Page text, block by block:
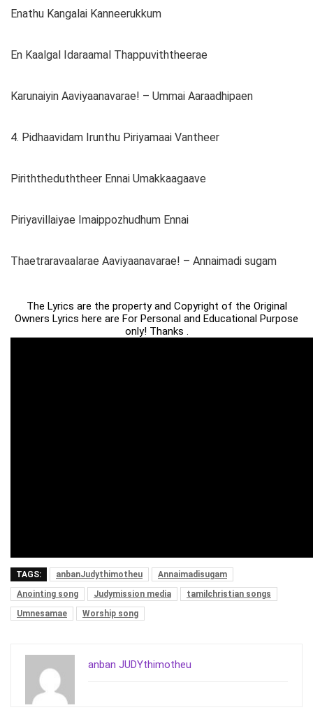
Enathu Kangalai Kanneerukkum
En Kaalgal Idaraamal Thappuviththeerae
Karunaiyin Aaviyaanavarae! – Ummai Aaraadhipaen
4. Pidhaavidam Irunthu Piriyamaai Vantheer
Piriththeduththeer Ennai Umakkaagaave
Piriyavillaiyae Imaippozhudhum Ennai
Thaetraravaalarae Aaviyaanavarae! – Annaimadi sugam
The Lyrics are the property and Copyright of the Original
Owners Lyrics here are For Personal and Educational Purpose
only! Thanks .
TAGS: anbanJudythimotheu
Annaimadisugam
Anointing song
Judymission media
tamilchristian songs
Umnesamae
Worship song
anban JUDYthimotheu